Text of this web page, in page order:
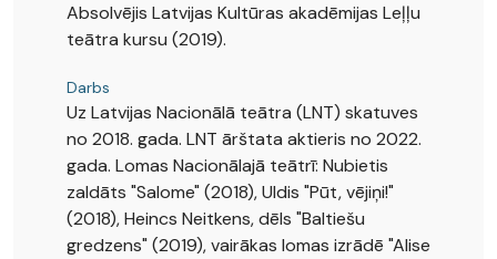
Absolvējis Latvijas Kultūras akadēmijas Leļļu
teātra kursu (2019).
Darbs
Uz Latvijas Nacionālā teātra (LNT) skatuves
no 2018. gada. LNT ārštata aktieris no 2022.
gada. Lomas Nacionālajā teātrī: Nubietis
zaldāts "Salome" (2018), Uldis "Pūt, vējiņi!"
(2018), Heincs Neitkens, dēls "Baltiešu
gredzens" (2019), vairākas lomas izrādē "Alise